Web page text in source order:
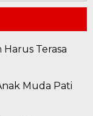
Terasa
Muda Pati